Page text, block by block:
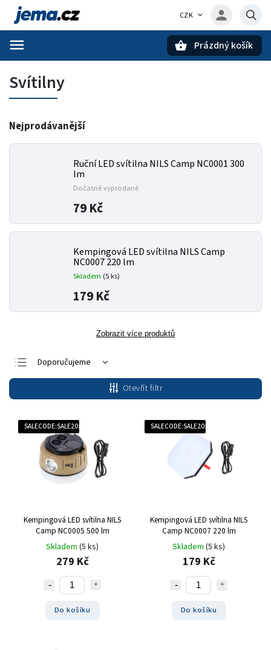
CZK
Prázdný košík
Svítilny
Nejprodávanější
Ruční LED svítilna NILS Camp NC0001 300
lm
Dočasně vyprodané
79 Kč
Kempingová LED svítilna NILS Camp
NC0007 220 lm
Skladem (5 ks)
179 Kč
Zobrazit více produktů
Doporučujeme
Nejlevnější
Nejdražší
Nejprodávanější
Abecedně
Otevřít filtr
SALECODE:SALE20:20:%
Kempingová LED svítilna NILS
Camp NC0005 500 lm
Skladem (5 ks)
279 Kč
Do košíku
SALECODE:SALE20:20:%
Kempingová LED svítilna NILS
Camp NC0007 220 lm
Skladem (5 ks)
179 Kč
Do košíku